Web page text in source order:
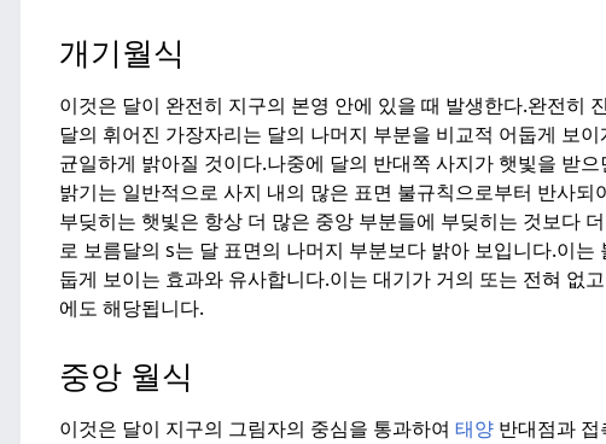
개기월식
이것은 달이 완전히 지구의 본영 안에 있을 때 발생한다.완전히
달의 휘어진 가장자리는 달의 나머지 부분을 비교적 어둡게 보이
균일하게 밝아질 것이다.나중에 달의 반대쪽 사지가 햇빛을 받
밝기는 일반적으로 사지 내의 많은 표면 불규칙으로부터 반사
부딪히는 햇빛은 항상 더 많은 중앙 부분들에 부딪히는 것보다
로 보름달의 s는 달 표면의 나머지 부분보다 밝아 보입니다.이는
둡게 보이는 효과와 유사합니다.이는 대기가 거의 또는 전혀 없
에도 해당됩니다.
중앙 월식
이것은 달이 지구의 그림자의 중심을 통과하여 태양 반대점과